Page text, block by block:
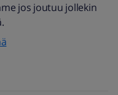
jos joutuu jollekin